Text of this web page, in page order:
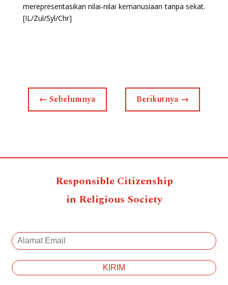
merepresentasikan nilai-nilai kemanusiaan tanpa sekat.
[IL/Zul/Syl/Chr]
← Sebelumnya Berikutnya →
Responsible Citizenship
in Religious Society